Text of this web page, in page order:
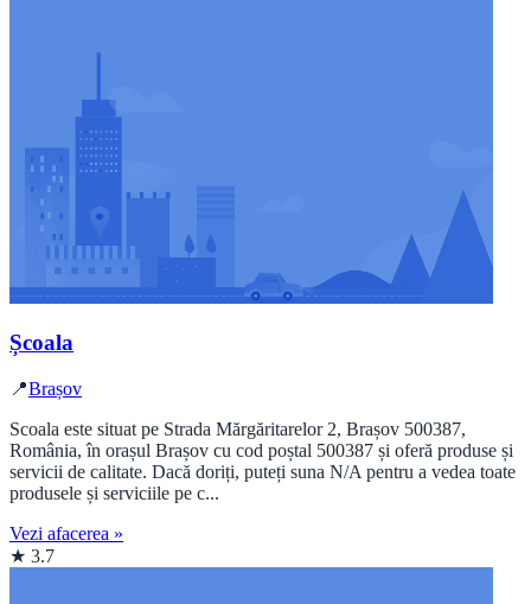
Școala
📍Brașov
Scoala este situat pe Strada Mărgăritarelor 2, Brașov 500387,
România, în orașul Brașov cu cod poștal 500387 și oferă produse și
servicii de calitate. Dacă doriți, puteți suna N/A pentru a vedea toate
produsele și serviciile pe c...
Vezi afacerea »
★ 3.7